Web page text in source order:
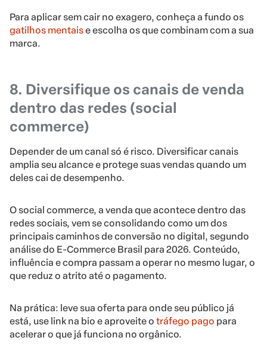
Para aplicar sem cair no exagero, conheça a fundo os
gatilhos mentaise escolha os que combinam com a sua
marca.
8. Diversifique os canais de venda
dentro das redes (social
commerce)
Depender de um canal só é risco. Diversificar canais
amplia seu alcance e protege suas vendas quando um
deles cai de desempenho.
O social commerce, a venda que acontece dentro das
redes sociais, vem se consolidando como um dos
principais caminhos de conversão no digital, segundo
análise do E-Commerce Brasil para 2026. Conteúdo,
influência e compra passam a operar no mesmo lugar, o
que reduz o atrito até o pagamento.
Na prática: leve sua oferta para onde seu público já
está, use link na bio e aproveite o tráfego pago para
acelerar o que já funciona no orgânico.